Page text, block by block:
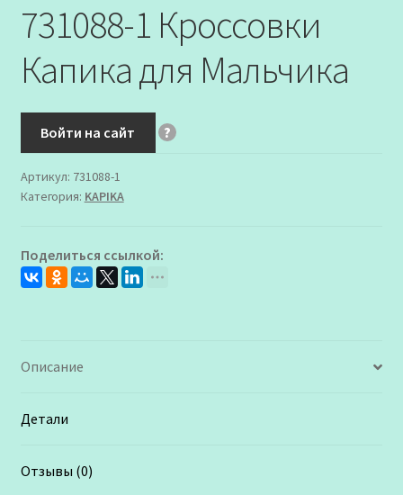
731088-1 Кроссовки
Капика для Мальчика
Войти на сайт ?
Артикул: 731088-1
Категория: KAPIKA
Поделиться ссылкой:
Описание
Детали
Отзывы (0)